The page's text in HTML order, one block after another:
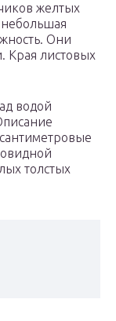
желтых
Они
Края листовых
водой
толстых